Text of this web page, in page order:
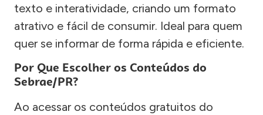
texto e interatividade, criando um formato
atrativo e fácil de consumir. Ideal para quem
quer se informar de forma rápida e eficiente.
Por Que Escolher os Conteúdos do
Sebrae/PR?
Ao acessar os conteúdos gratuitos do